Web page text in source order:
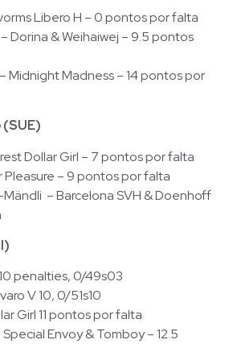
Libero H – 0 pontos por falta
Dorina & Weihaiwej – 9.5 pontos
Midnight Madness – 14 pontos por
Dollar Girl – 7 pontos por falta
Pleasure – 9 pontos por falta
– Barcelona SVH & Doenhoff
10 penalties, 0/49s03
V 10, 0/51s10
Girl 11 pontos por falta
Envoy & Tomboy – 12.5